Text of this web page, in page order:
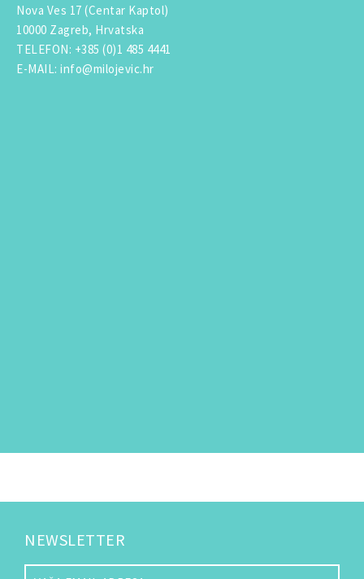
Nova Ves 17 (Centar Kaptol)
10000 Zagreb, Hrvatska
TELEFON: +385 (0)1 485 4441
E-MAIL: info@milojevic.hr
NEWSLETTER